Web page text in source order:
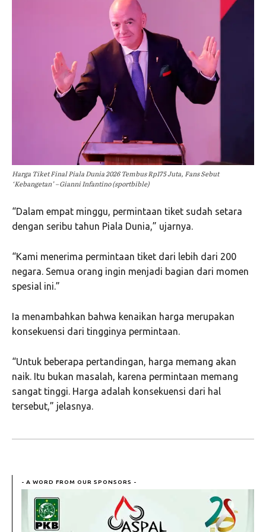
Harga Tiket Final Piala Dunia 2026 Tembus Rp175 Juta, Fans Sebut
‘Kebangetan’ – Gianni Infantino (sportbible)
“Dalam empat minggu, permintaan tiket sudah setara
dengan seribu tahun Piala Dunia,” ujarnya.
“Kami menerima permintaan tiket dari lebih dari 200
negara. Semua orang ingin menjadi bagian dari momen
spesial ini.”
Ia menambahkan bahwa kenaikan harga merupakan
konsekuensi dari tingginya permintaan.
“Untuk beberapa pertandingan, harga memang akan
naik. Itu bukan masalah, karena permintaan memang
sangat tinggi. Harga adalah konsekuensi dari hal
tersebut,” jelasnya.
- A WORD FROM OUR SPONSORS -